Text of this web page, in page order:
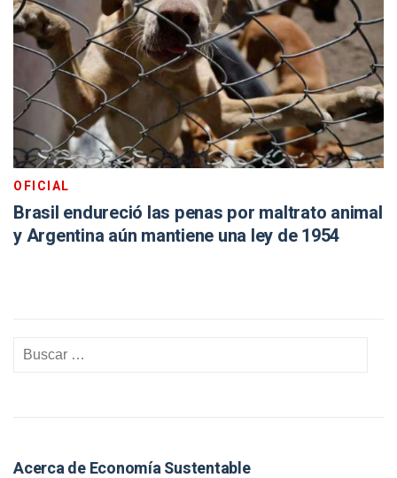
OFICIAL
Brasil endureció las penas por maltrato animal
y Argentina aún mantiene una ley de 1954
Acerca de Economía Sustentable